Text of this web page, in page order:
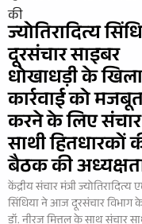
की
ज्योतिरादित्य
दूरसंचार साइबर
धोखाधड़ी के
कार्रवाई को
करने के लिए संचार
साथी हितधारकों
बैठक की
केंद्रीय संचार मंत्री ज्योतिरादित्य
सिंधिया ने आज दूरसंचार विभाग